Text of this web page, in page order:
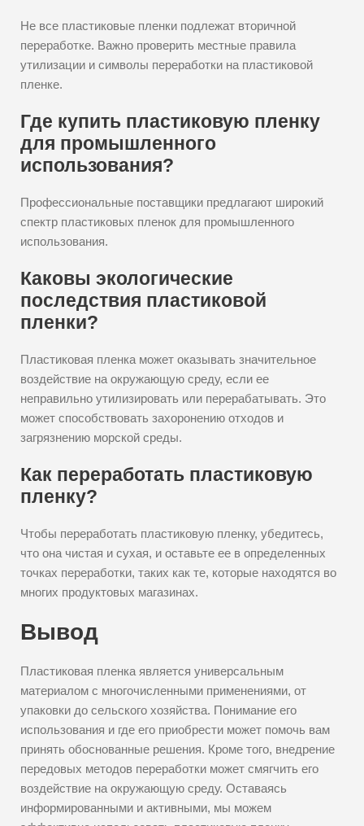
Не все пластиковые пленки подлежат вторичной
переработке. Важно проверить местные правила
утилизации и символы переработки на пластиковой
пленке.
Где купить пластиковую пленку
для промышленного
использования?
Профессиональные поставщики предлагают широкий
спектр пластиковых пленок для промышленного
использования.
Каковы экологические
последствия пластиковой
пленки?
Пластиковая пленка может оказывать значительное
воздействие на окружающую среду, если ее
неправильно утилизировать или перерабатывать. Это
может способствовать захоронению отходов и
загрязнению морской среды.
Как переработать пластиковую
пленку?
Чтобы переработать пластиковую пленку, убедитесь,
что она чистая и сухая, и оставьте ее в определенных
точках переработки, таких как те, которые находятся во
многих продуктовых магазинах.
Вывод
Пластиковая пленка является универсальным
материалом с многочисленными применениями, от
упаковки до сельского хозяйства. Понимание его
использования и где его приобрести может помочь вам
принять обоснованные решения. Кроме того, внедрение
передовых методов переработки может смягчить его
воздействие на окружающую среду. Оставаясь
информированными и активными, мы можем